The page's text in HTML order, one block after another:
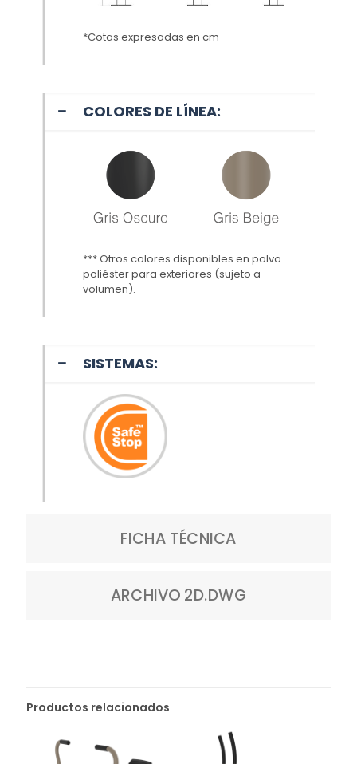
*Cotas expresadas en cm
COLORES DE LÍNEA:
*** Otros colores disponibles en polvo
poliéster para exteriores (sujeto a
volumen).
SISTEMAS:
FICHA TÉCNICA
ARCHIVO 2D.DWG
Productos relacionados